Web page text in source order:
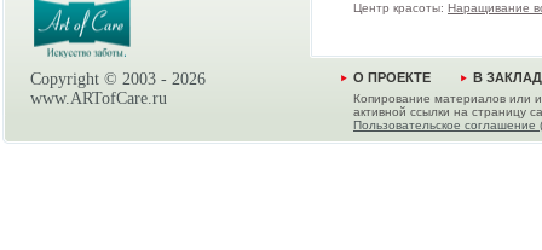
Copyright © 2003 - 2026
www.ARTofCare.ru
Центр красоты: Наращивание
О ПРОЕКТЕ В
Копирование материалов или
активной ссылки на страницу
Пользовательское